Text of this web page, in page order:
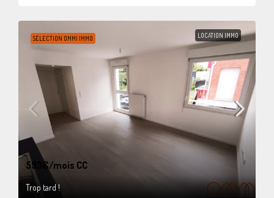
SÉLECTION OMMI IMMO LOCATION IMMO
593€/mois CC
Trop tard !